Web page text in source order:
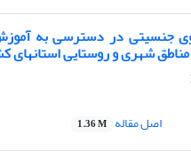
جنسیتی در دسترسی به
شهری و روستایی استانهای
اصل مقاله 1.36 M